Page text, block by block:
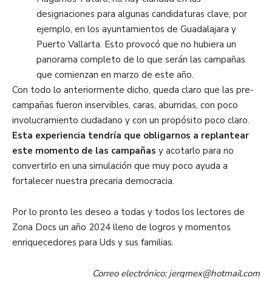
designaciones para algunas candidaturas clave, por
ejemplo, en los ayuntamientos de Guadalajara y
Puerto Vallarta. Esto provocó que no hubiera un
panorama completo de lo que serán las campañas
que comienzan en marzo de este año.
Con todo lo anteriormente dicho, queda claro que las pre-
campañas fueron inservibles, caras, aburridas, con poco
involucramiento ciudadano y con un propósito poco claro.
Esta experiencia tendría que obligarnos a replantear
este momento de las campañas y acotarlo para no
convertirlo en una simulación que muy poco ayuda a
fortalecer nuestra precaria democracia.
Por lo pronto les deseo a todas y todos los lectores de
Zona Docs un año 2024 lleno de logros y momentos
enriquecedores para Uds y sus familias.
Correo electrónico: jerqmex@hotmail.com